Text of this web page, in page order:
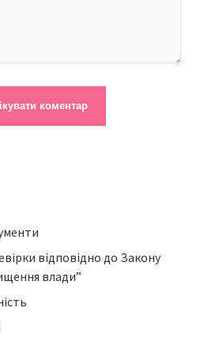
відповідно до Закону
влади”